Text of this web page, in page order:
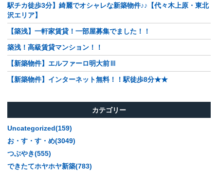
駅チカ徒歩3分】綺麗でオシャレな新築物件♪♪【代々木上原・東北
沢エリア】
【築浅】一軒家賃貸！一部屋募集でました！！
築浅！高級賃貸マンション！！
【新築物件】エルファーロ明大前Ⅲ
【新築物件】インターネット無料！！駅徒歩8分★★
カテゴリー
Uncategorized(159)
お・す・す・め(3049)
つぶやき(555)
できたてホヤホヤ新築(783)